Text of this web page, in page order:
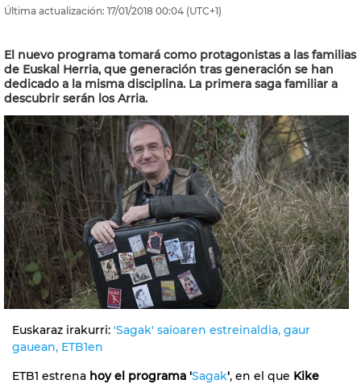
Última actualización: 17/01/2018 00:04 (UTC+1)
El nuevo programa tomará como protagonistas a las familias
de Euskal Herria, que generación tras generación se han
dedicado a la misma disciplina. La primera saga familiar a
descubrir serán los Arria.
Euskaraz irakurri: 'Sagak' saioaren estreinaldia, gaur
gauean, ETB1en
ETB1 estrena hoy el programa 'Sagak', en el que Kike